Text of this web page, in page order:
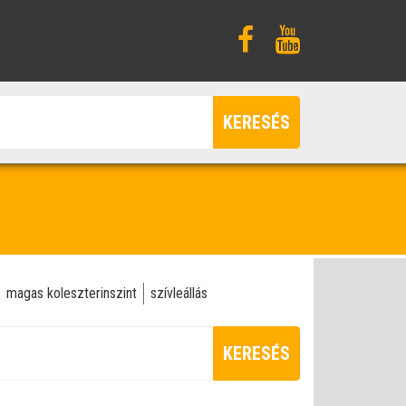
KERESÉS
magas koleszterinszint szívleállás
KERESÉS